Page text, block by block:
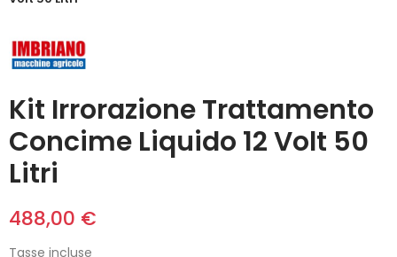
Kit Irrorazione Trattamento
Concime Liquido 12 Volt 50
Litri
488,00 €
Tasse incluse